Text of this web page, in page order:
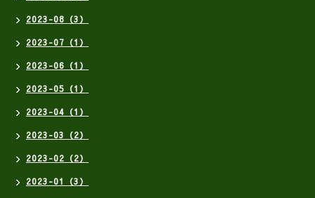
2023-08（3）
2023-07（1）
2023-06（1）
2023-05（1）
2023-04（1）
2023-03（2）
2023-02（2）
2023-01（3）